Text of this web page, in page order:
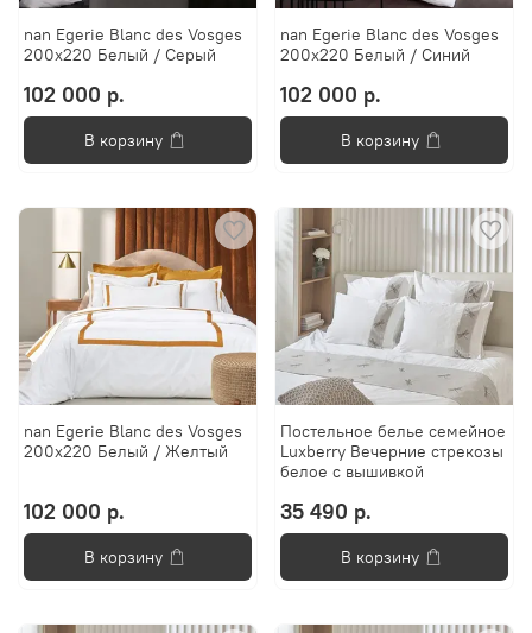
nan Egerie Blanc des Vosges
200x220 Белый / Серый
102 000 р.
В корзину
nan Egerie Blanc des Vosges
200x220 Белый / Синий
102 000 р.
В корзину
nan Egerie Blanc des Vosges
200x220 Белый / Желтый
102 000 р.
В корзину
Постельное белье cемейное
Luxberry Вечерние стрекозы
белое с вышивкой
35 490 р.
В корзину